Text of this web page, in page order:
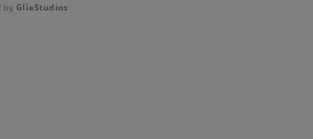
by GliaStudios